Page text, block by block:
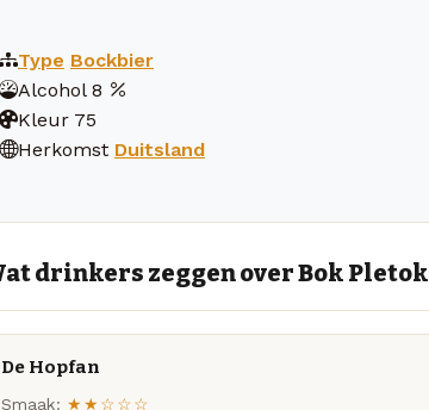
Type Bockbier
Alcohol 8
Kleur 75
Herkomst Duitsland
drinkers zeggen over Bok Pletok
De Hopfan
Smaak: ★★☆☆☆